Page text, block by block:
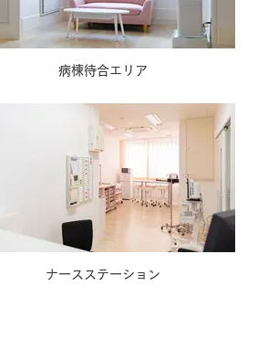
病棟待合エリア
ナースステーション